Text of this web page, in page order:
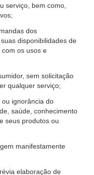
serviço, bem como,
dos
disponibilidades de
os usos e
sem solicitação
qualquer serviço;
ignorância do
saúde, conhecimento
seus produtos ou
manifestamente
elaboração de